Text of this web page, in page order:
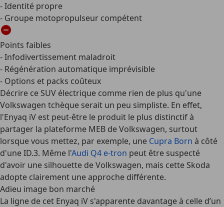
- Identité propre
- Groupe motopropulseur compétent
Points faibles
- Infodivertissement maladroit
- Régénération automatique imprévisible
- Options et packs coûteux
Décrire ce SUV électrique comme rien de plus qu'une
Volkswagen tchèque serait un peu simpliste. En effet,
l'Enyaq iV est peut-être le produit le plus distinctif à
partager la plateforme MEB de Volkswagen, surtout
lorsque vous mettez, par exemple, une Cupra Born à côté
d'une ID.3. Même l'Audi Q4 e-tron peut être suspecté
d'avoir une silhouette de Volkswagen, mais cette Skoda
adopte clairement une approche différente.
Adieu image bon marché
La ligne de cet Enyaq iV s'apparente davantage à celle d’un